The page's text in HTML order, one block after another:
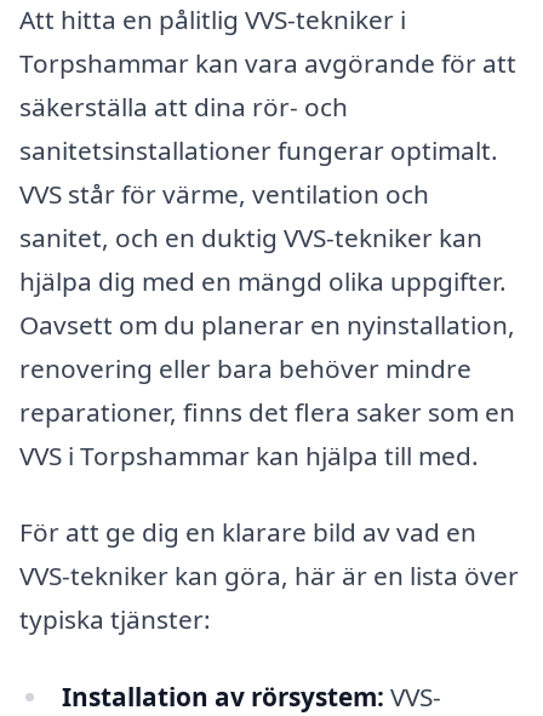
Att hitta en pålitlig VVS-tekniker i
Torpshammar kan vara avgörande för att
säkerställa att dina rör- och
sanitetsinstallationer fungerar optimalt.
VVS står för värme, ventilation och
sanitet, och en duktig VVS-tekniker kan
hjälpa dig med en mängd olika uppgifter.
Oavsett om du planerar en nyinstallation,
renovering eller bara behöver mindre
reparationer, finns det flera saker som en
VVS i Torpshammar kan hjälpa till med.
För att ge dig en klarare bild av vad en
VVS-tekniker kan göra, här är en lista över
typiska tjänster:
Installation av rörsystem: VVS-